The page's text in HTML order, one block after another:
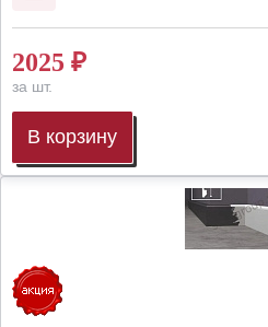
2025 ₽
за шт.
В корзину